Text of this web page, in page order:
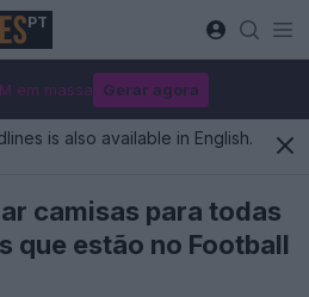
PT
em massa Gerar agora
is also available in English.
camisas para todas
que estão no Football